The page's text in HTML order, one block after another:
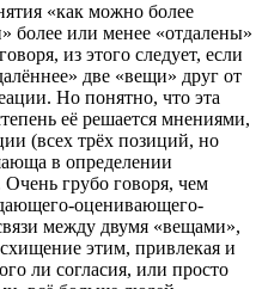
«как можно более
более или менее «отдалены»
из этого следует, если
две «вещи» друг от
Но понятно, что эта
её решается мнениями,
(всех трёх позиций, но
в определении
грубо говоря, чем
оценивающего-
между двумя «вещами»,
этим, привлекая и
ли согласия, или просто